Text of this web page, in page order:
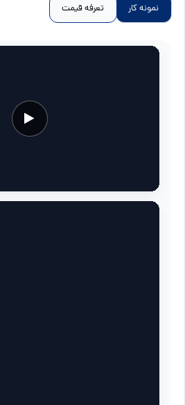
نمونه کار تعرفه قیمت